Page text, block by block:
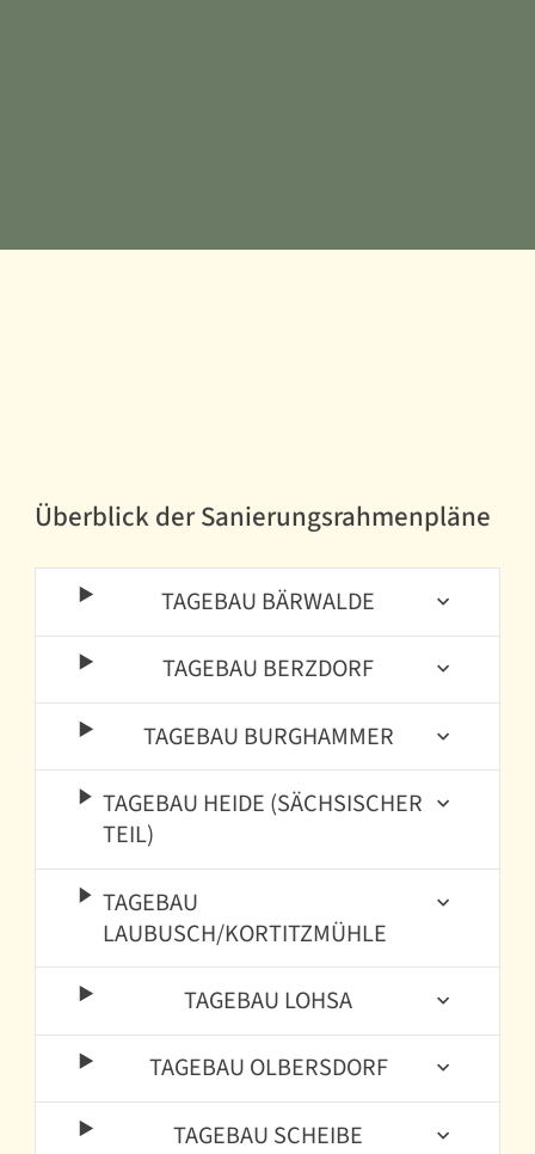
Überblick der Sanierungsrahmenpläne
TAGEBAU BÄRWALDE
TAGEBAU BERZDORF
TAGEBAU BURGHAMMER
TAGEBAU HEIDE (SÄCHSISCHER
TEIL)
TAGEBAU
LAUBUSCH/KORTITZMÜHLE
TAGEBAU LOHSA
TAGEBAU OLBERSDORF
TAGEBAU SCHEIBE